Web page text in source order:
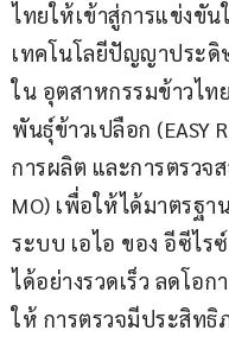
ไทยให้เข้าสู่การแข่งขัน
เทคโนโลยีปัญญาประดิ
ใน อุตสาหกรรมข้าวไท
พันธุ์ข้าวเปลือก (EASY
การผลิต และการตรวจ
MO) เพื่อให้ได้มาตรฐา
ระบบ เอไอ ของ อีซีไ
ได้อย่างรวดเร็ว ลดโอ
ให้ การตรวจมีประสิทธิ